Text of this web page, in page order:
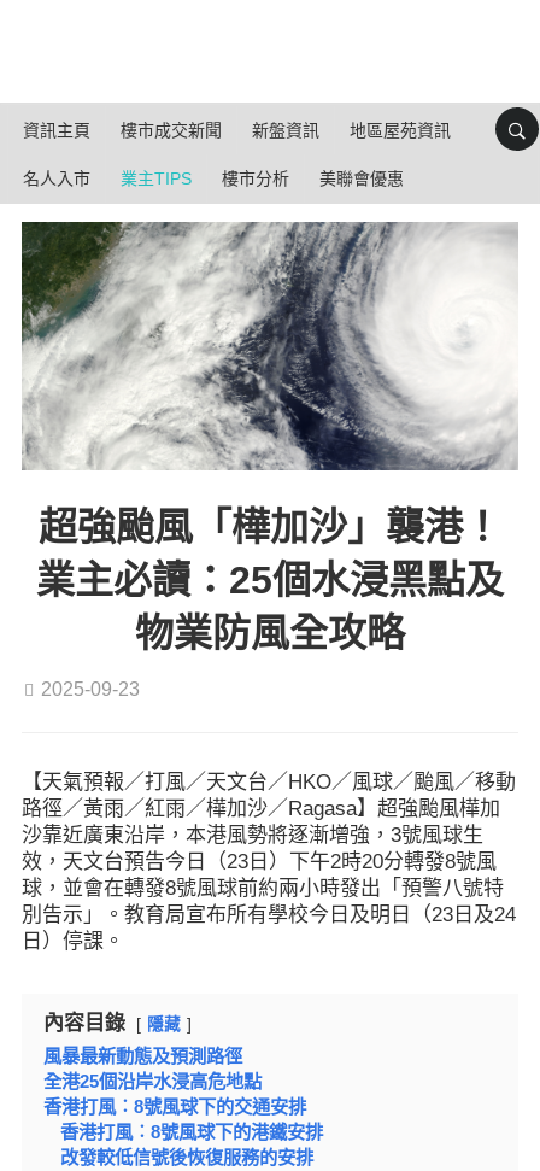
資訊主頁 樓市成交新聞 新盤資訊 地區屋苑資訊
名人入市 業主TIPS 樓市分析 美聯會優惠
超強颱風「樺加沙」襲港！
業主必讀：25個水浸黑點及
物業防風全攻略
2025-09-23
【天氣預報／打風／天文台／HKO／風球／颱風／移動
路徑／黃雨／紅雨／樺加沙／Ragasa】超強颱風樺加
沙靠近廣東沿岸，本港風勢將逐漸增強，3號風球生
效，天文台預告今日（23日）下午2時20分轉發8號風
球，並會在轉發8號風球前約兩小時發出「預警八號特
別告示」。教育局宣布所有學校今日及明日（23日及24
日）停課。
內容目錄 隱藏
風暴最新動態及預測路徑
全港25個沿岸水浸高危地點
香港打風︰8號風球下的交通安排
香港打風︰8號風球下的港鐵安排
改發較低信號後恢復服務的安排